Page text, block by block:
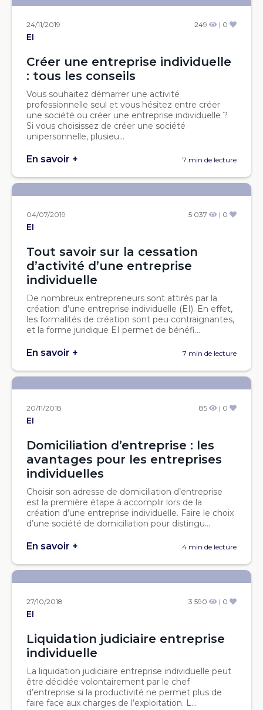
24/11/2019 249 | 0
EI
Créer une entreprise individuelle
: tous les conseils
Vous souhaitez démarrer une activité
professionnelle seul et vous hésitez entre créer
une société ou créer une entreprise individuelle ?
Si vous choisissez de créer une société
unipersonnelle, plusieu...
En savoir + 7 min de lecture
04/07/2019 5 037 | 0
EI
Tout savoir sur la cessation
d’activité d’une entreprise
individuelle
De nombreux entrepreneurs sont attirés par la
création d’une entreprise individuelle (EI). En effet,
les formalités de création sont peu contraignantes,
et la forme juridique EI permet de bénéfi...
En savoir + 7 min de lecture
20/11/2018 85 | 0
EI
Domiciliation d’entreprise : les
avantages pour les entreprises
individuelles
Choisir son adresse de domiciliation d’entreprise
est la première étape à accomplir lors de la
création d’une entreprise individuelle. Faire le choix
d’une société de domiciliation pour distingu...
En savoir + 4 min de lecture
27/10/2018 3 590 | 0
EI
Liquidation judiciaire entreprise
individuelle
La liquidation judiciaire entreprise individuelle peut
être décidée volontairement par le chef
d’entreprise si la productivité ne permet plus de
faire face aux charges de l’exploitation. L...